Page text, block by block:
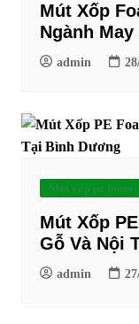
Mút Xốp
Ngành
admin
Mút xốp pe foam
Mút Xốp
Gỗ Và Nội
admin